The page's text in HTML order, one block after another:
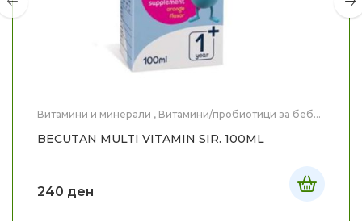
Витамини и минерали , Витамини/пробиотици за бебе
BECUTAN MULTI VITAMIN SIR. 100ML
240 ден